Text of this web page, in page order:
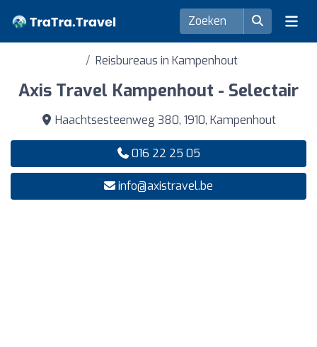
Reisbureaus in Kampenhout
Axis Travel Kampenhout - Selectair
Haachtsesteenweg 380, 1910, Kampenhout
016 22 25 05
info@axistravel.be